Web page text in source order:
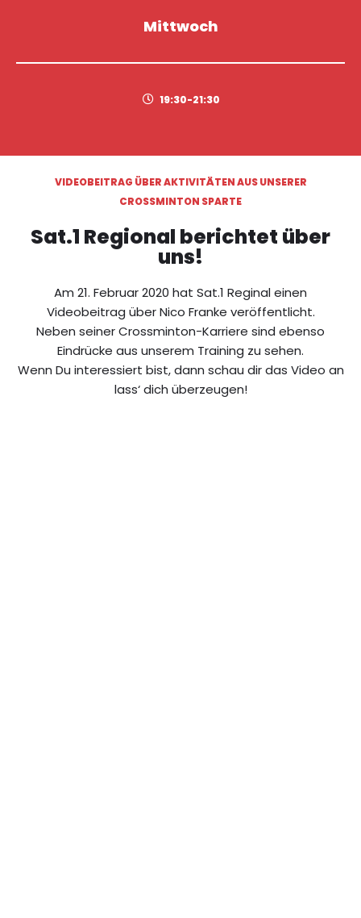
Mittwoch
19:30-21:30
VIDEOBEITRAG ÜBER AKTIVITÄTEN AUS UNSERER
CROSSMINTON SPARTE
Sat.1 Regional berichtet über
uns!
Am 21. Februar 2020 hat Sat.1 Reginal einen
Videobeitrag über Nico Franke veröffentlicht.
Neben seiner Crossminton-Karriere sind ebenso
Eindrücke aus unserem Training zu sehen.
Wenn Du interessiert bist, dann schau dir das Video an
lass‘ dich überzeugen!